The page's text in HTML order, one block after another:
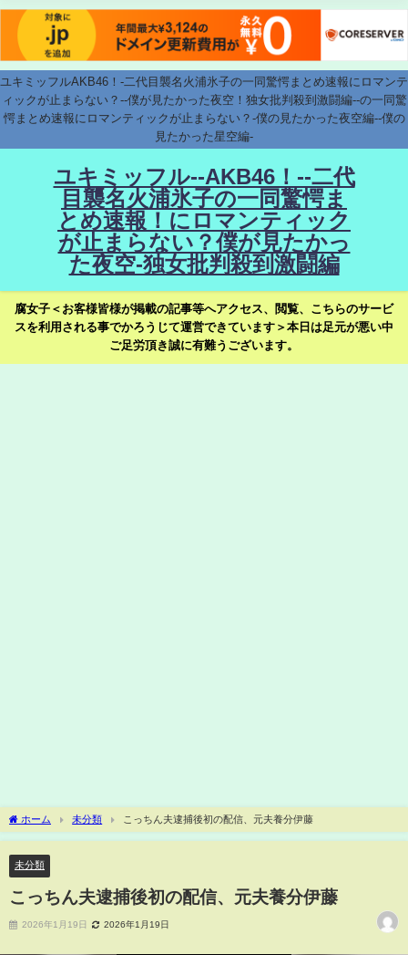
ユキミッフルAKB46！-二代目襲名火浦氷子の一同驚愕まとめ速報にロマンテ
ィックが止まらない？--僕が見たかった夜空！独女批判殺到激闘編--の一同驚
愕まとめ速報にロマンティックが止まらない？-僕の見たかった夜空編--僕の
見たかった星空編-
ユキミッフル--AKB46！--二代
目襲名火浦氷子の一同驚愕ま
とめ速報！にロマンティック
が止まらない？僕が見たかっ
た夜空-独女批判殺到激闘編
腐女子＜お客様皆様が掲載の記事等へアクセス、閲覧、こちらのサービ
スを利用される事でかろうじて運営できています＞本日は足元が悪い中
ご足労頂き誠に有難うございます。
ホーム 未分類 こっちん夫逮捕後初の配信、元夫養分伊藤
未分類
こっちん夫逮捕後初の配信、元夫養分伊藤
2026年1月19日 2026年1月19日